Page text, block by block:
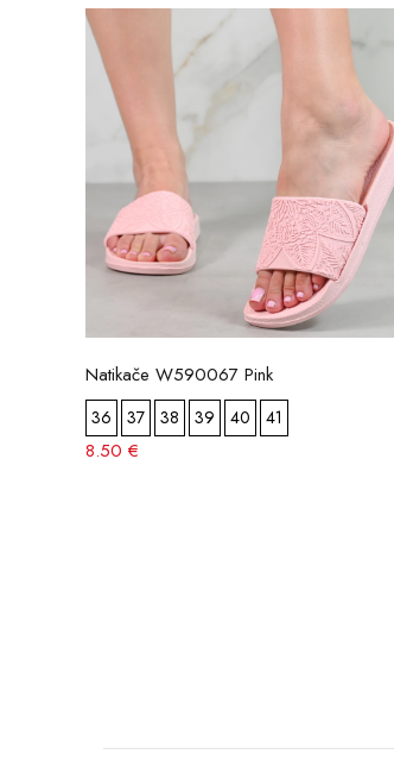
Natikače W590067 Pink
36 37 38 39 40 41
8.50 €